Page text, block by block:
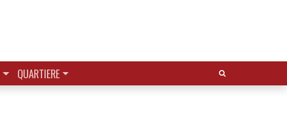
QUARTIERE Cerca: